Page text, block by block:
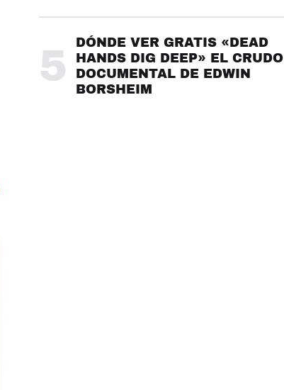
5
DÓNDE VER GRATIS «DEAD
HANDS DIG DEEP» EL CRUDO
DOCUMENTAL DE EDWIN
BORSHEIM